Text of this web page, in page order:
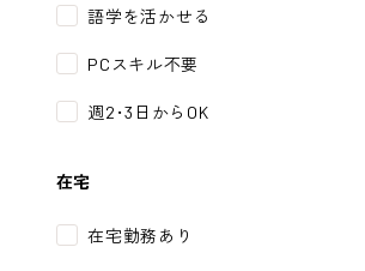
語学を活かせる
PCスキル不要
週2･3日からOK
在宅
在宅勤務あり